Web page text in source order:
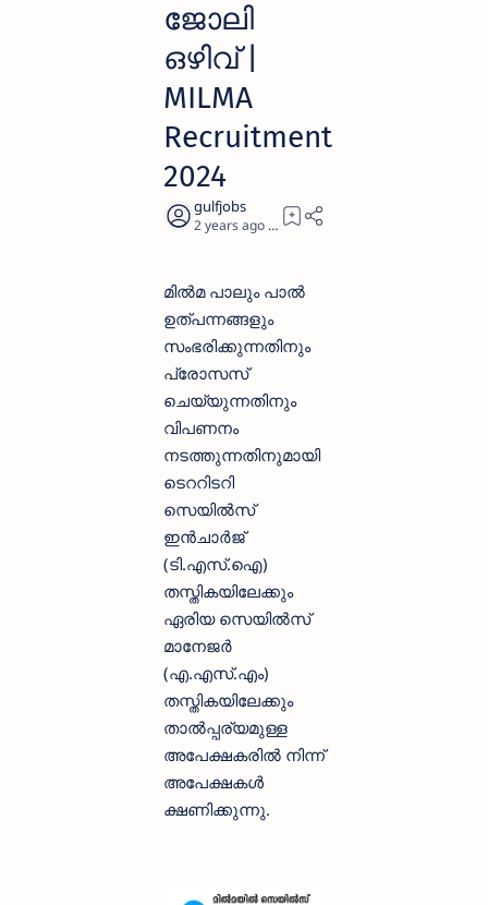
ജോലി
ഒഴിവ് |
MILMA
Recruitment
2024
2 years ago 1
മിൽമ പാലും പാൽ
ഉത്പന്നങ്ങളും
സംഭരിക്കുന്നതിനും
പ്രോസസ്
ചെയ്യുന്നതിനും
വിപണനം
നടത്തുന്നതിനുമായി
ടെററിടറി
സെയിൽസ്
ഇൻചാർജ്
(ടി.എസ്.ഐ)
തസ്തികയിലേക്കും
ഏരിയ സെയിൽസ്
മാനേജർ
(എ.എസ്.എം)
തസ്തികയിലേക്കും
താൽപ്പര്യമുള്ള
അപേക്ഷകരിൽ നിന്ന്
അപേക്ഷകൾ
ക്ഷണിക്കുന്നു.